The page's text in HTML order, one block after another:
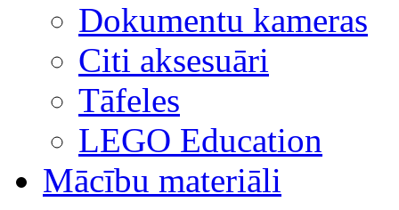
Dokumentu kameras
Citi aksesuāri
Tāfeles
LEGO Education
Mācību materiāli